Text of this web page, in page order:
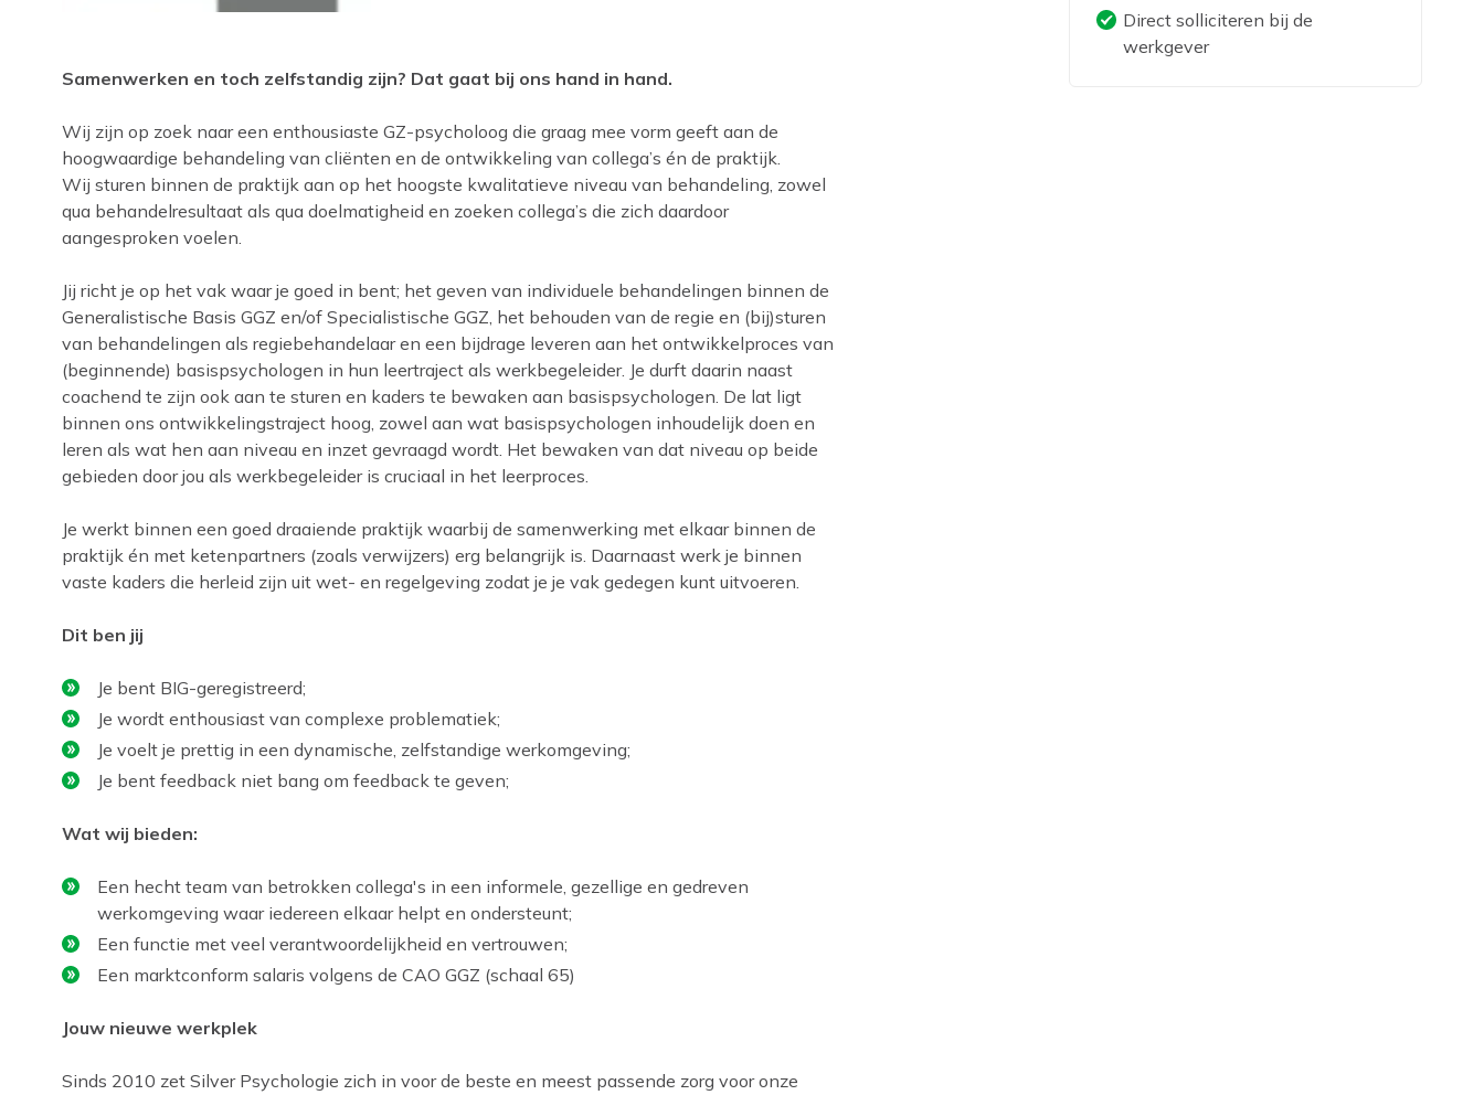
Samenwerken en toch zelfstandig zijn? Dat gaat bij ons hand in hand.
Wij zijn op zoek naar een enthousiaste GZ-psycholoog die graag mee vorm geeft aan de
hoogwaardige behandeling van cliënten en de ontwikkeling van collega’s én de praktijk.
Wij sturen binnen de praktijk aan op het hoogste kwalitatieve niveau van behandeling, zowel
qua behandelresultaat als qua doelmatigheid en zoeken collega’s die zich daardoor
aangesproken voelen.
Jij richt je op het vak waar je goed in bent; het geven van individuele behandelingen binnen de
Generalistische Basis GGZ en/of Specialistische GGZ, het behouden van de regie en (bij)sturen
van behandelingen als regiebehandelaar en een bijdrage leveren aan het ontwikkelproces van
(beginnende) basispsychologen in hun leertraject als werkbegeleider. Je durft daarin naast
coachend te zijn ook aan te sturen en kaders te bewaken aan basispsychologen. De lat ligt
binnen ons ontwikkelingstraject hoog, zowel aan wat basispsychologen inhoudelijk doen en
leren als wat hen aan niveau en inzet gevraagd wordt. Het bewaken van dat niveau op beide
gebieden door jou als werkbegeleider is cruciaal in het leerproces.
Je werkt binnen een goed draaiende praktijk waarbij de samenwerking met elkaar binnen de
praktijk én met ketenpartners (zoals verwijzers) erg belangrijk is. Daarnaast werk je binnen
vaste kaders die herleid zijn uit wet- en regelgeving zodat je je vak gedegen kunt uitvoeren.
Dit ben jij
Je bent BIG-geregistreerd;
Je wordt enthousiast van complexe problematiek;
Je voelt je prettig in een dynamische, zelfstandige werkomgeving;
Je bent feedback niet bang om feedback te geven;
Wat wij bieden:
Een hecht team van betrokken collega's in een informele, gezellige en gedreven
werkomgeving waar iedereen elkaar helpt en ondersteunt;
Een functie met veel verantwoordelijkheid en vertrouwen;
Een marktconform salaris volgens de CAO GGZ (schaal 65)
Jouw nieuwe werkplek
Sinds 2010 zet Silver Psychologie zich in voor de beste en meest passende zorg voor onze
Direct solliciteren bij de
werkgever